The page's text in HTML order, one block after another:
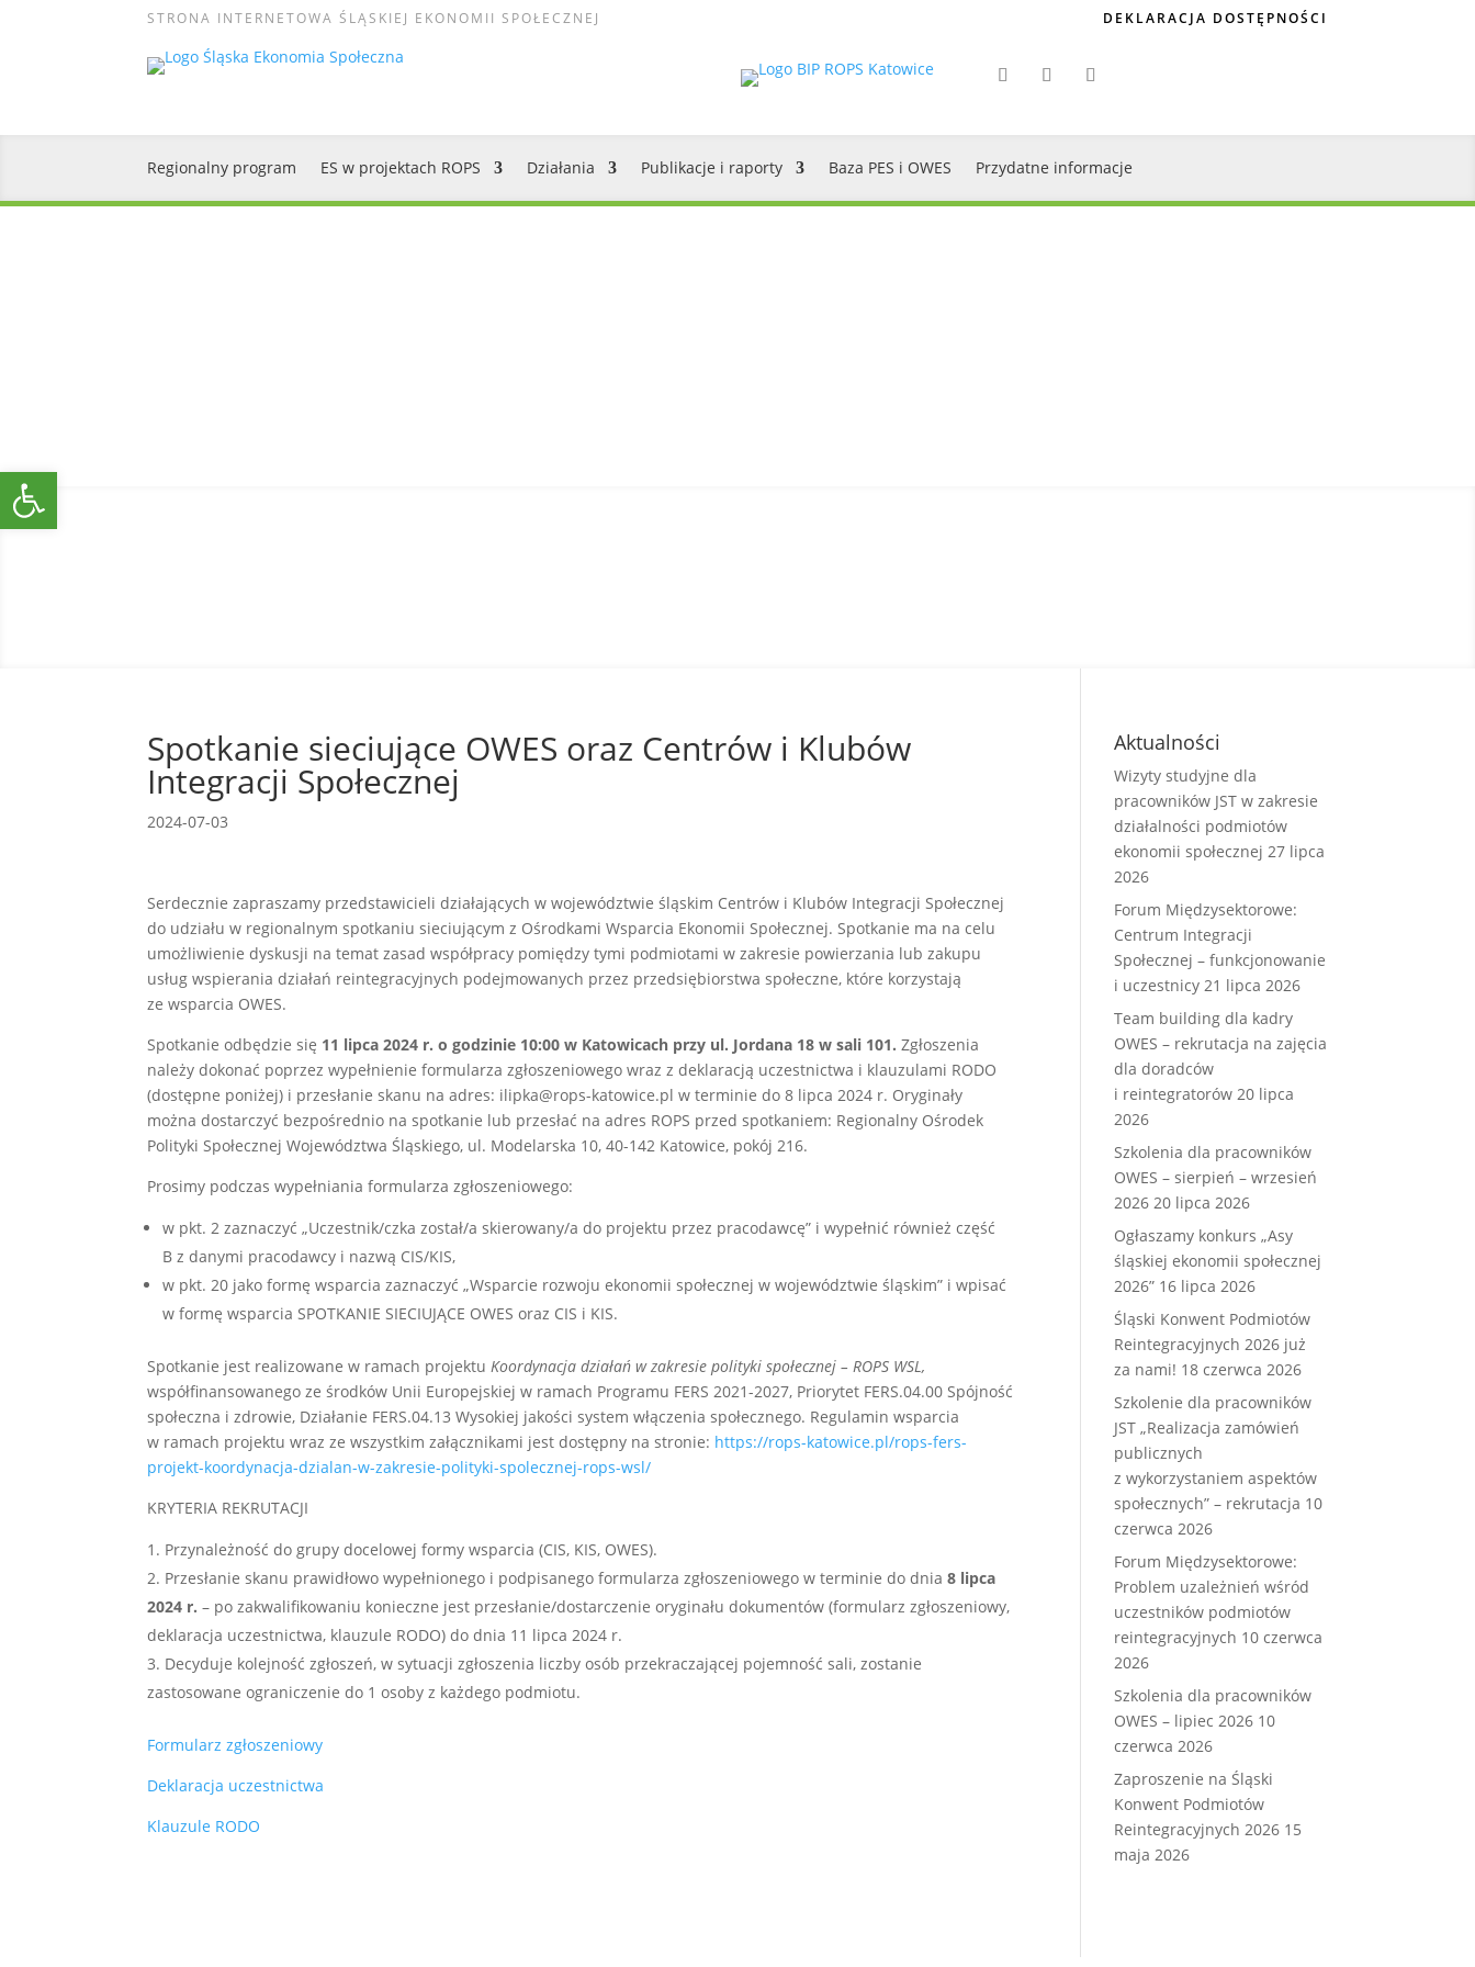
STRONA INTERNETOWA ŚLĄSKIEJ EKONOMII SPOŁECZNEJ DEKLARACJA DOSTĘPNOŚCI
Regionalny program ES w projektach ROPS Działania Publikacje i raporty Baza PES i OWES Przydatne informacje
Spotkanie sieciujące OWES oraz Centrów i Klubów
Integracji Społecznej
2024-07-03
Serdecznie zapraszamy przedstawicieli działających w województwie śląskim Centrów i Klubów Integracji Społecznej
do udziału w regionalnym spotkaniu sieciującym z Ośrodkami Wsparcia Ekonomii Społecznej. Spotkanie ma na celu
umożliwienie dyskusji na temat zasad współpracy pomiędzy tymi podmiotami w zakresie powierzania lub zakupu
usług wspierania działań reintegracyjnych podejmowanych przez przedsiębiorstwa społeczne, które korzystają
ze wsparcia OWES.
Spotkanie odbędzie się 11 lipca 2024 r. o godzinie 10:00 w Katowicach przy ul. Jordana 18 w sali 101.Zgłoszenia
należy dokonać poprzez wypełnienie formularza zgłoszeniowego wraz z deklaracją uczestnictwa i klauzulami RODO
(dostępne poniżej) i przesłanie skanu na adres: ilipka@rops-katowice.pl w terminie do 8 lipca 2024 r. Oryginały
można dostarczyć bezpośrednio na spotkanie lub przesłać na adres ROPS przed spotkaniem: Regionalny Ośrodek
Polityki Społecznej Województwa Śląskiego, ul. Modelarska 10, 40-142 Katowice, pokój 216.
Prosimy podczas wypełniania formularza zgłoszeniowego:
w pkt. 2 zaznaczyć „Uczestnik/czka został/a skierowany/a do projektu przez pracodawcę” i wypełnić również część
B z danymi pracodawcy i nazwą CIS/KIS,
w pkt. 20 jako formę wsparcia zaznaczyć „Wsparcie rozwoju ekonomii społecznej w województwie śląskim” i wpisać
w formę wsparcia SPOTKANIE SIECIUJĄCE OWES oraz CIS i KIS.
Spotkanie jest realizowane w ramach projektuKoordynacja działań w zakresie polityki społecznej – ROPS WSL,
współfinansowanego ze środków Unii Europejskiej w ramach Programu FERS 2021-2027, Priorytet FERS.04.00 Spójność
społeczna i zdrowie, Działanie FERS.04.13 Wysokiej jakości system włączenia społecznego. Regulamin wsparcia
w ramach projektu wraz ze wszystkim załącznikami jest dostępny na stronie: https://rops-katowice.pl/rops-fers-
projekt-koordynacja-dzialan-w-zakresie-polityki-spolecznej-rops-wsl/
KRYTERIA REKRUTACJI
Przynależność do grupy docelowej formy wsparcia (CIS, KIS, OWES).
Przesłanie skanu prawidłowo wypełnionego i podpisanego formularza zgłoszeniowego w terminie do dnia8 lipca
2024 r. – po zakwalifikowaniu konieczne jest przesłanie/dostarczenie oryginału dokumentów (formularz zgłoszeniowy,
deklaracja uczestnictwa, klauzule RODO) do dnia 11 lipca 2024 r.
Decyduje kolejność zgłoszeń, w sytuacji zgłoszenia liczby osób przekraczającej pojemność sali, zostanie
zastosowane ograniczenie do 1 osoby z każdego podmiotu.
Formularz zgłoszeniowy
Deklaracja uczestnictwa
Klauzule RODO
Aktualności
Wizyty studyjne dla
pracowników JST w zakresie
działalności podmiotów
ekonomii społecznej 27 lipca
2026
Forum Międzysektorowe:
Centrum Integracji
Społecznej – funkcjonowanie
i uczestnicy 21 lipca 2026
Team building dla kadry
OWES – rekrutacja na zajęcia
dla doradców
i reintegratorów 20 lipca
2026
Szkolenia dla pracowników
OWES – sierpień – wrzesień
2026 20 lipca 2026
Ogłaszamy konkurs „Asy
śląskiej ekonomii społecznej
2026” 16 lipca 2026
Śląski Konwent Podmiotów
Reintegracyjnych 2026 już
za nami! 18 czerwca 2026
Szkolenie dla pracowników
JST „Realizacja zamówień
publicznych
z wykorzystaniem aspektów
społecznych” – rekrutacja 10
czerwca 2026
Forum Międzysektorowe:
Problem uzależnień wśród
uczestników podmiotów
reintegracyjnych 10 czerwca
2026
Szkolenia dla pracowników
OWES – lipiec 2026 10
czerwca 2026
Zaproszenie na Śląski
Konwent Podmiotów
Reintegracyjnych 2026 15
maja 2026
Open toolbar